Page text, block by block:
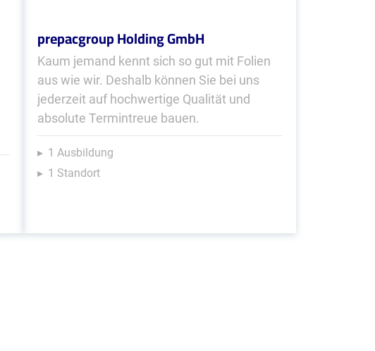
prepacgroup Holding GmbH
Kaum jemand kennt sich so gut mit Folien
aus wie wir. Deshalb können Sie bei uns
jederzeit auf hochwertige Qualität und
absolute Termintreue bauen.
1 Ausbildung
1 Standort